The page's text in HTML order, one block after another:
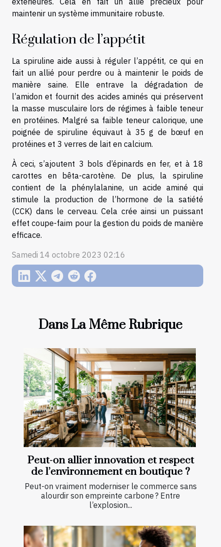
maintenir un système immunitaire robuste.
Régulation de l’appétit
La spiruline aide aussi à réguler l’appétit, ce qui en
fait un allié pour perdre ou à maintenir le poids de
manière saine. Elle entrave la dégradation de
l’amidon et fournit des acides aminés qui préservent
la masse musculaire lors de régimes à faible teneur
en protéines. Malgré sa faible teneur calorique, une
poignée de spiruline équivaut à 35 g de bœuf en
protéines et 3 verres de lait en calcium.
À ceci, s’ajoutent 3 bols d’épinards en fer, et à 18
carottes en bêta-carotène. De plus, la spiruline
contient de la phénylalanine, un acide aminé qui
stimule la production de l’hormone de la satiété
(CCK) dans le cerveau. Cela crée ainsi un puissant
effet coupe-faim pour la gestion du poids de manière
efficace.
Samedi 14 octobre 2023 02:16
Dans La Même Rubrique
Peut-on allier innovation et respect
de l’environnement en boutique ?
Peut-on vraiment moderniser le commerce sans
alourdir son empreinte carbone ? Entre
l’explosion...